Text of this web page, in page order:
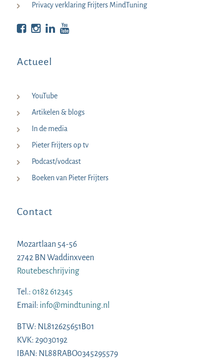
Privacy verklaring Frijters MindTuning
Bekijk op Facebook
Bekijk op Instagram
Bekijk op LinkedIn
Actueel
YouTube
Artikelen & blogs
In de media
Pieter Frijters op tv
Podcast/vodcast
Boeken van Pieter Frijters
Contact
Mozartlaan 54-56
2742 BN Waddinxveen
Routebeschrijving
Tel.: 0182 612345
Email: info@mindtuning.nl
BTW: NL812625651B01
KVK: 29030192
IBAN: NL88RABO0345295579